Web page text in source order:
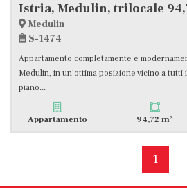
Istria, Medulin, trilocale
Medulin
S-1474
Appartamento completamente e
Medulin, in un'ottima posizione vicino a tutti
piano...
Appartamento 94,72 m2
1